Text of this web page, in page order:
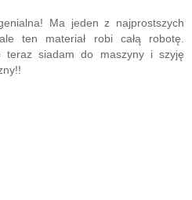
Ma jeden z najprostszych
ten materiał robi całą robotę.
teraz siadam do maszyny i szyję